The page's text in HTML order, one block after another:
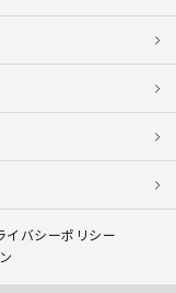
イバシーポリシー